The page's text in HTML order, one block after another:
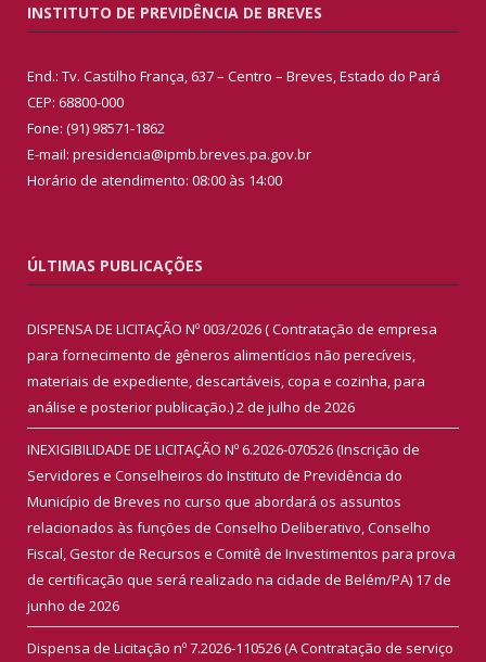
INSTITUTO DE PREVIDÊNCIA DE BREVES
End.: Tv. Castilho França, 637 – Centro – Breves, Estado do Pará
CEP: 68800-000
Fone: (91) 98571-1862
E-mail: presidencia@ipmb.breves.pa.gov.br
Horário de atendimento: 08:00 às 14:00
ÚLTIMAS PUBLICAÇÕES
DISPENSA DE LICITAÇÃO Nº 003/2026 ( Contratação de empresa
para fornecimento de gêneros alimentícios não perecíveis,
materiais de expediente, descartáveis, copa e cozinha, para
análise e posterior publicação.)2 de julho de 2026
INEXIGIBILIDADE DE LICITAÇÃO Nº 6.2026-070526 (Inscrição de
Servidores e Conselheiros do Instituto de Previdência do
Município de Breves no curso que abordará os assuntos
relacionados às funções de Conselho Deliberativo, Conselho
Fiscal, Gestor de Recursos e Comitê de Investimentos para prova
de certificação que será realizado na cidade de Belém/PA) 17 de
junho de 2026
Dispensa de Licitação nº 7.2026-110526 (A Contratação de serviço